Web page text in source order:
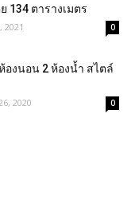
134 ตารางเมตร
2021 0
องนอน 2 ห้องน้ำ สไตล์
2020 0